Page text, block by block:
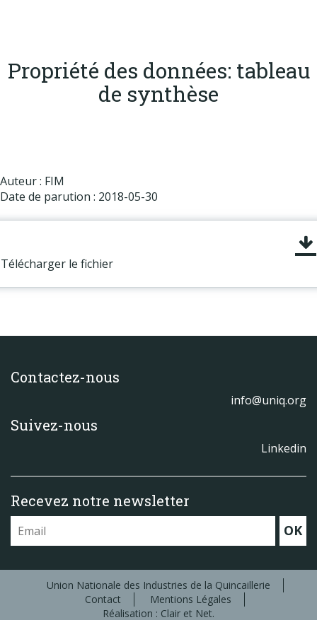
Publications
Propriété des données: tableau
de synthèse
Auteur : FIM
Date de parution : 2018-05-30
Télécharger le fichier
Contactez-nous
info@uniq.org
Suivez-nous
Linkedin
Recevez notre newsletter
OK
Union Nationale des Industries de la Quincaillerie
Contact
Mentions Légales
Réalisation : Clair et Net.